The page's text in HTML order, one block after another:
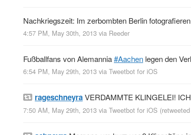
Nachkriegszeit: Im zerbombten Berlin
4:57 PM, May 30th, 2013 via Reeder
Fußballfans von Alemannia#Aachen legen den
6:54 PM, May 29th, 2013 via Tweetbot for iOS
rageschneyraVERDAMMTE KLINGELEI!
7:50 AM, May 29th, 2013 via Tweetbot for iOS